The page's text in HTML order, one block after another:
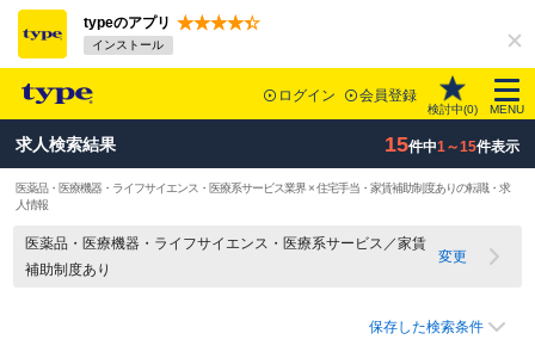
typeのアプリ
インストール
ログイン 会員登録
検討中(0) MENU
求人検索結果 15件中1～15件表示
医薬品・医療機器・ライフサイエンス・医療系サービス業界 × 住宅手当・家賃補助制度ありの転職・求
人情報
医薬品・医療機器・ライフサイエンス・医療系サービス／家賃
補助制度あり
変更
保存した検索条件